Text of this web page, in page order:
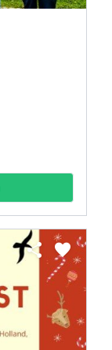
share favorite